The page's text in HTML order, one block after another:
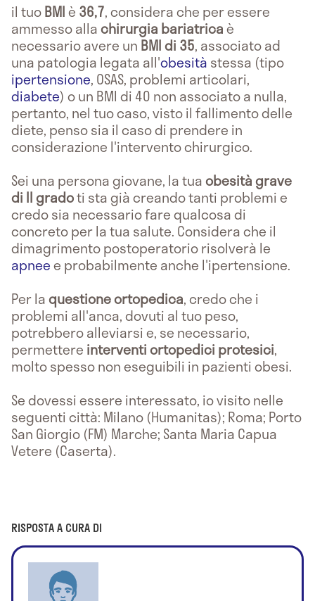
il tuoBMIè 36,7, considera che per essere
ammesso allachirurgia bariatricaè
necessario avere un BMI di 35, associato ad
una patologia legata all'obesità stessa (tipo
ipertensione, OSAS, problemi articolari,
diabete) o un BMI di 40 non associato a nulla,
pertanto, nel tuo caso, visto il fallimento delle
diete, penso sia il caso di prendere in
considerazione l'intervento chirurgico.
Sei una persona giovane, la tuaobesità grave
di II gradoti sta già creando tanti problemi e
credo sia necessario fare qualcosa di
concreto per la tua salute. Considera che il
dimagrimento postoperatorio risolverà le
apneee probabilmente anche l'ipertensione.
Per laquestione ortopedica, credo che i
problemi all'anca, dovuti al tuo peso,
potrebbero alleviarsi e, se necessario,
permettere interventi ortopedici protesici,
molto spesso non eseguibili in pazienti obesi.
Se dovessi essere interessato, io visito nelle
seguenti città: Milano (Humanitas); Roma; Porto
San Giorgio (FM) Marche; Santa Maria Capua
Vetere (Caserta).
RISPOSTA A CURA DI